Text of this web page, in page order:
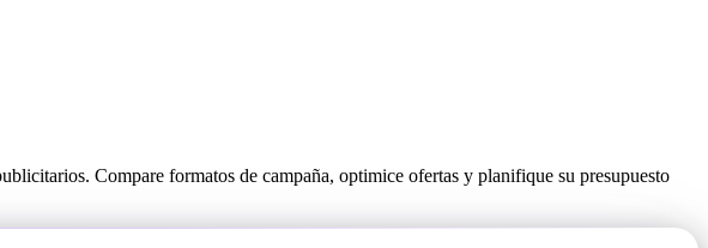
Compare formatos de campaña, optimice ofertas y planifique su presupuesto